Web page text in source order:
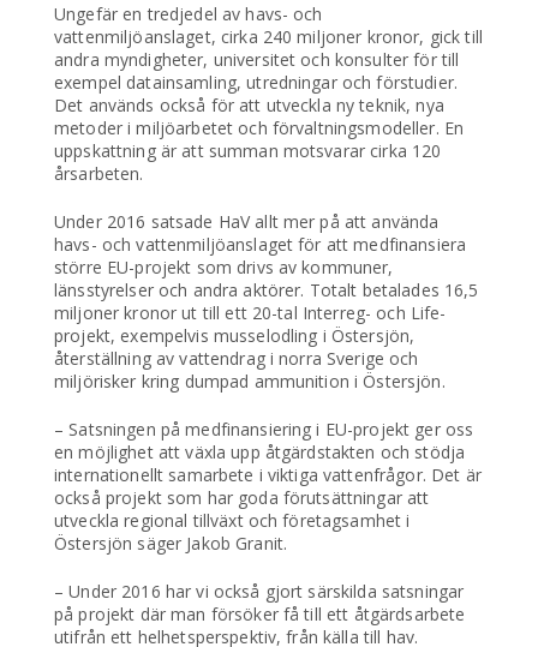
Ungefär en tredjedel av havs- och
vattenmiljöanslaget, cirka 240 miljoner kronor, gick till
andra myndigheter, universitet och konsulter för till
exempel datainsamling, utredningar och förstudier.
Det används också för att utveckla ny teknik, nya
metoder i miljöarbetet och förvaltningsmodeller. En
uppskattning är att summan motsvarar cirka 120
årsarbeten.
Under 2016 satsade HaV allt mer på att använda
havs- och vattenmiljöanslaget för att medfinansiera
större EU-projekt som drivs av kommuner,
länsstyrelser och andra aktörer. Totalt betalades 16,5
miljoner kronor ut till ett 20-tal Interreg- och Life-
projekt, exempelvis musselodling i Östersjön,
återställning av vattendrag i norra Sverige och
miljörisker kring dumpad ammunition i Östersjön.
– Satsningen på medfinansiering i EU-projekt ger oss
en möjlighet att växla upp åtgärdstakten och stödja
internationellt samarbete i viktiga vattenfrågor. Det är
också projekt som har goda förutsättningar att
utveckla regional tillväxt och företagsamhet i
Östersjön säger Jakob Granit.
– Under 2016 har vi också gjort särskilda satsningar
på projekt där man försöker få till ett åtgärdsarbete
utifrån ett helhetsperspektiv, från källa till hav.